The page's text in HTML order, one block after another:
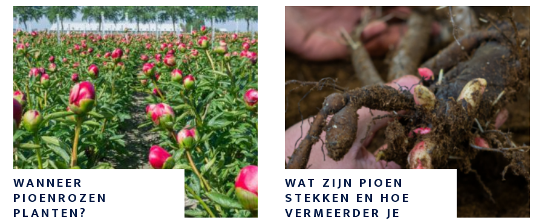
WANNEER
PIOENROZEN
PLANTEN?
WAT ZIJN PIOEN
STEKKEN EN HOE
VERMEERDER JE